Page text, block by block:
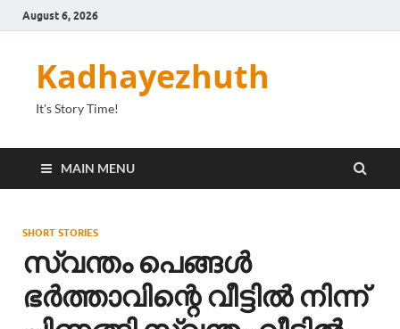
August 6, 2026
Kadhayezhuth
It's Story Time!
MAIN MENU
SHORT STORIES
സ്വന്തം പെങ്ങൾ
ഭർത്താവിന്റെ വീട്ടിൽ നിന്ന്